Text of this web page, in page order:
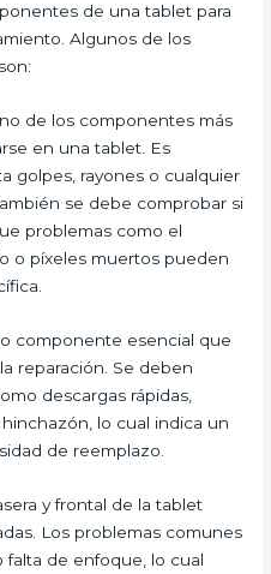
de una tablet para
Algunos de los
de los componentes más
en una tablet. Es
golpes, rayones o cualquier
se debe comprobar si
problemas como el
o píxeles muertos pueden
componente esencial que
reparación. Se deben
descargas rápidas,
lo cual indica un
de reemplazo.
y frontal de la tablet
Los problemas comunes
falta de enfoque, lo cual